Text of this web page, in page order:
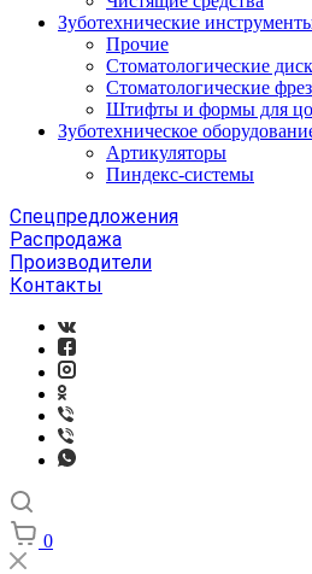
Зуботехнические
Прочие
Стоматологические
Стоматологические
Штифты и формы для
Зуботехническое
Артикуляторы
Пиндекс-системы
Спецпредложения
Распродажа
Производители
Контакты
0